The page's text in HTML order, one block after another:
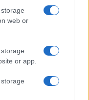
web or
or app.
gli ospiti e le
dati